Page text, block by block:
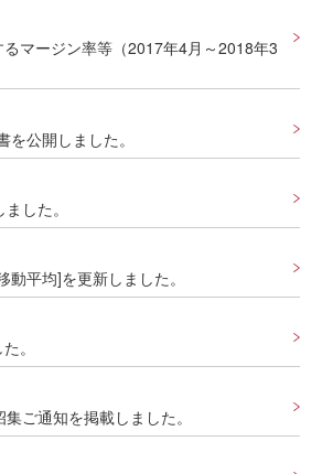
マージン率等（2017年4月～2018年3
公開しました。
した。
平均]を更新しました。
。
ご通知を掲載しました。